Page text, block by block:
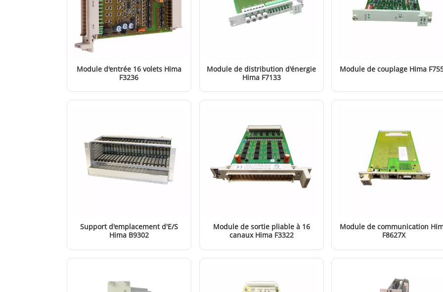
Module d'entrée 16 volets Hima
F3236
Module de distribution d'énergie
Hima F7133
Module de couplage Hima
Support d'emplacement d'E/S
Hima B9302
Module de sortie pliable à 16
canaux Hima F3322
Module de communication
F8627X